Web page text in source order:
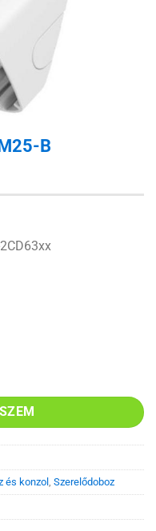
B
mennyiség
és konzol Szerelődoboz